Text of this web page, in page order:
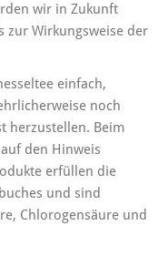
wir in Zukunft
zur Wirkungsweise der
einfach,
noch
herzustellen. Beim
den Hinweis
erfüllen die
und sind
Chlorogensäure und